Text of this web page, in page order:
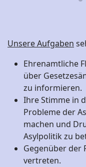
Unsere Aufgaben
Ehrenamtliche
über
zu informieren.
Ihre Stimme in
Probleme der
machen und
Asylpolitik zu
Gegenüber der
vertreten.